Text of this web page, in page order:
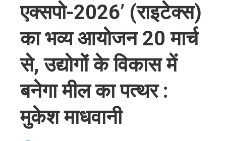
एक्सपो-2026’ (राइटेक्स)
का भव्य आयोजन 20 मार्च
से, उद्योगों के विकास में
बनेगा मील का पत्थर :
मुकेश माधवानी